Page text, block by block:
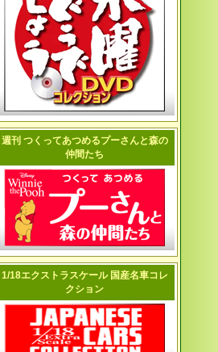
週刊 つくってあつめるプーさんと森の
仲間たち
1/18エクストラスケール 国産名車コレ
クション